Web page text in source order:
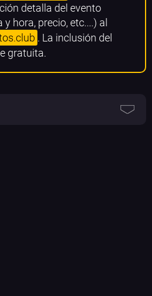
detalla del evento
hora, precio, etc....) al
. La inclusión del
gratuita.